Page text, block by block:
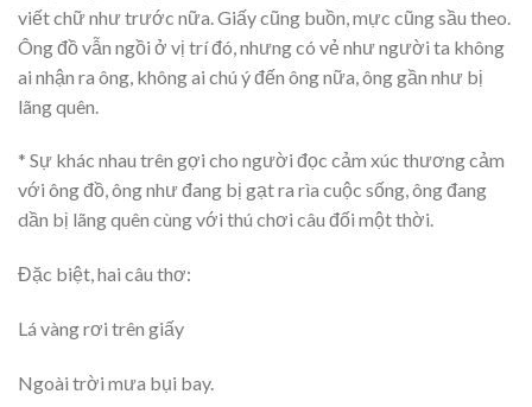
viết chữ như trước nữa. Giấy cũng buồn, mực cũng sầu theo.
Ông đồ vẫn ngồi ở vị trí đó, nhưng có vẻ như người ta không
ai nhận ra ông, không ai chú ý đến ông nữa, ông gần như bị
lãng quên.
* Sự khác nhau trên gợi cho người đọc cảm xúc thương cảm
với ông đồ, ông như đang bị gạt ra rìa cuộc sống, ông đang
dần bị lãng quên cùng với thú chơi câu đối một thời.
Đặc biệt, hai câu thơ:
Lá vàng rơi trên giấy
Ngoài trời mưa bụi bay.